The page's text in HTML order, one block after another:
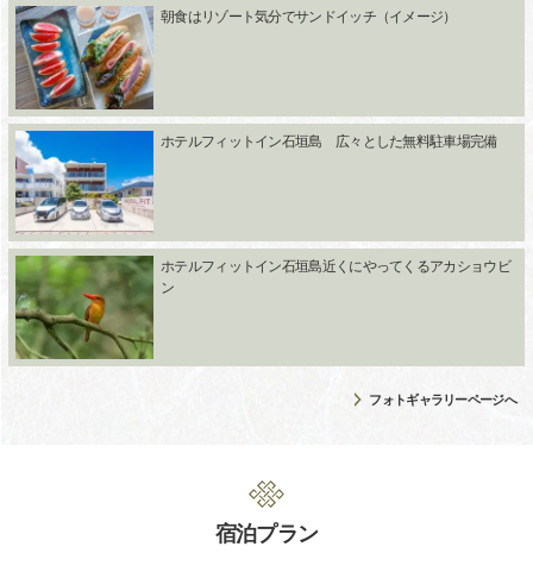
朝食はリゾート気分でサンドイッチ（イメージ）
ホテルフィットイン石垣島 広々とした無料駐車場完備
ホテルフィットイン石垣島近くにやってくるアカショウビ
ン
フォトギャラリーページへ
宿泊プラン